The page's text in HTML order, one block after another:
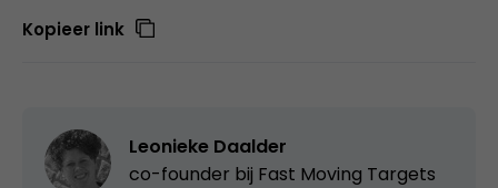
Kopieer link
Leonieke Daalder
co-founder bij Fast Moving Targets